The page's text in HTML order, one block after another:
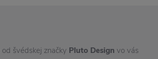
od švédskej značky Pluto Design vo vás